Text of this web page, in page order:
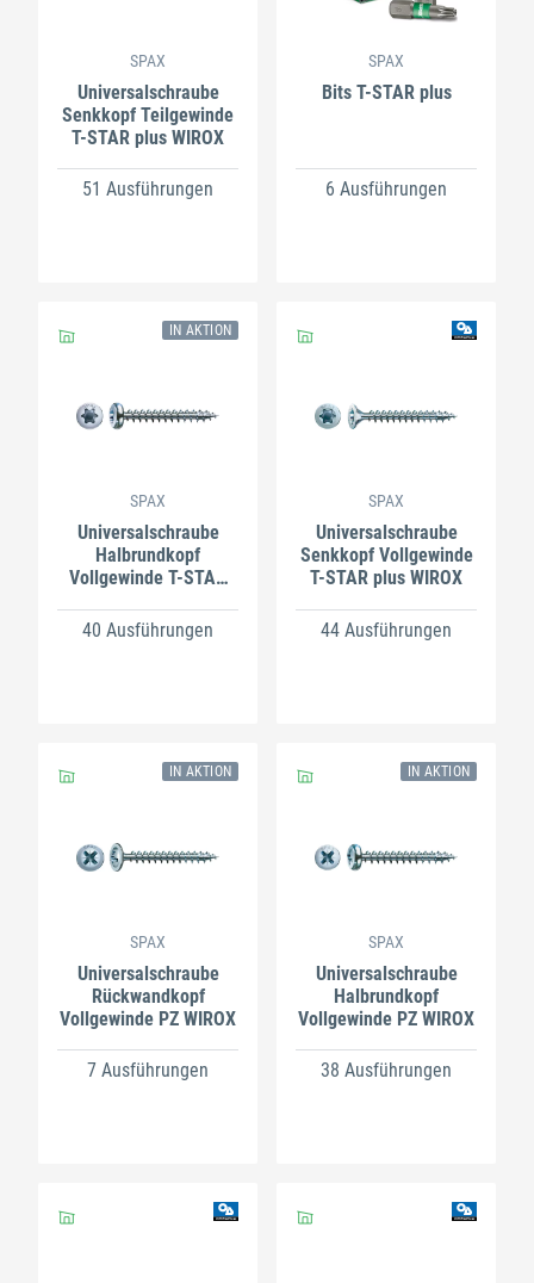
SPAX
Universalschraube
Senkkopf Teilgewinde
T-STAR plus WIROX
51 Ausführungen
SPAX
Bits T-STAR plus
6 Ausführungen
IN AKTION
SPAX
Universalschraube
Halbrundkopf
Vollgewinde T-STAR
40 Ausführungen
SPAX
Universalschraube
Senkkopf Vollgewinde
T-STAR plus WIROX
44 Ausführungen
IN AKTION
SPAX
Universalschraube
Rückwandkopf
Vollgewinde PZ WIROX
7 Ausführungen
IN AKTION
SPAX
Universalschraube
Halbrundkopf
Vollgewinde PZ WIROX
38 Ausführungen